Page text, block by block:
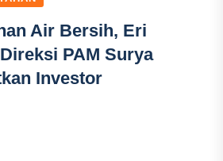
Air Bersih, Eri
PAM Surya
Investor